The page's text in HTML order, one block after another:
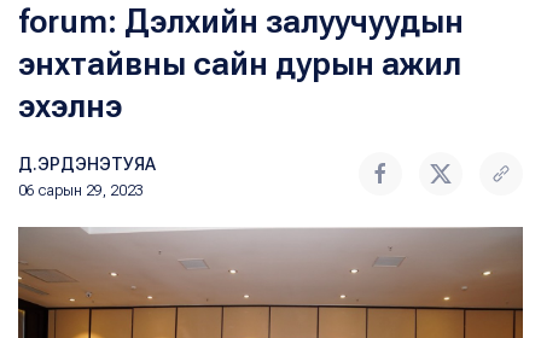
forum: Дэлхийн залуучуудын
энхтайвны сайн дурын ажил
эхэлнэ
Д.ЭРДЭНЭТУЯА
06 сарын 29, 2023